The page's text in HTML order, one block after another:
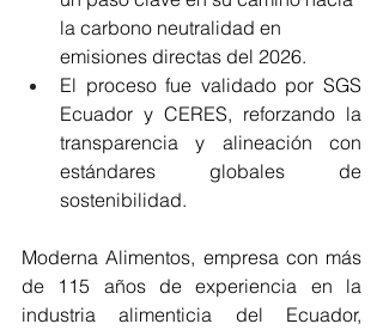
la carbono neutralidad en
emisiones directas del 2026.
El proceso fue validado por SGS
Ecuador y CERES, reforzando la
transparencia y alineación con
estándares globales de
sostenibilidad.
Moderna Alimentos, empresa con más
de 115 años de experiencia en la
industria alimenticia del Ecuador,